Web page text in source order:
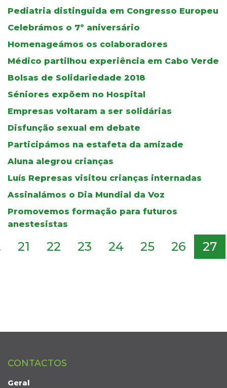
Pediatria distinguida em Congresso Europeu
Celebrámos o 7º aniversário
Homenageámos os colaboradores
Médico partilhou experiência em Cabo Verde
Bolsas de Solidariedade 2018
Séniores expõem no Hospital
Empresas voltaram a ser solidárias
Disfunção sexual em debate
Participámos na estafeta da amizade
Aluna alegrou crianças
Luís Represas visitou crianças internadas
Assinalámos o Dia Mundial da Voz
Promovemos formação para futuros
anestesistas
21 22 23 24 25 26 27
CONTACTOS
Geral